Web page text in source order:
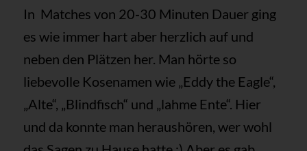
In Matches von 20-30 Minuten Dauer ging
es wie immer hart aber herzlich auf und
neben den Plätzen her. Man hörte so
liebevolle Kosenamen wie „Eddy the Eagle“,
„Alte“, „Blindfisch“ und „lahme Ente“. Hier
und da konnte man heraushören, wer wohl